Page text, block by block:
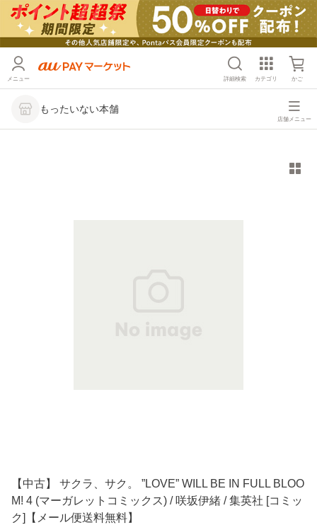
メニュー 詳細検索 カテゴリ かご
もったいない本舗
店舗メニュー
【中古】 サクラ、サク。 ”LOVE” WILL BE IN FULL BLOO
M! 4 (マーガレットコミックス) / 咲坂伊緒 / 集英社 [コミッ
ク]【メール便送料無料】